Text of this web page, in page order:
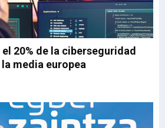
20% de la ciberseguridad
media europea